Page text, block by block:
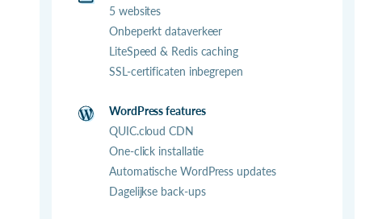
5 websites
Onbeperkt dataverkeer
LiteSpeed & Redis caching
SSL-certificaten inbegrepen
WordPress features
QUIC.cloud CDN
One-click installatie
Automatische WordPress updates
Dagelijkse back-ups